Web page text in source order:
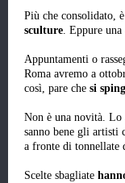
Più che consolidato,
sculture. Eppure
Appuntamenti o
Roma avremo a
così, pare che si
Non è una novità. Lo
sanno bene gli artisti
a fronte di
Scelte sbagliate